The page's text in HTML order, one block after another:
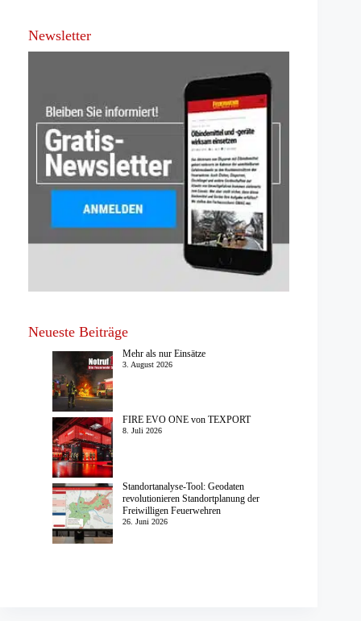
Newsletter
Neueste Beiträge
Mehr als nur Einsätze
3. August 2026
FIRE EVO ONE von TEXPORT
8. Juli 2026
Standortanalyse-Tool: Geodaten
revolutionieren Standortplanung der
Freiwilligen Feuerwehren
26. Juni 2026